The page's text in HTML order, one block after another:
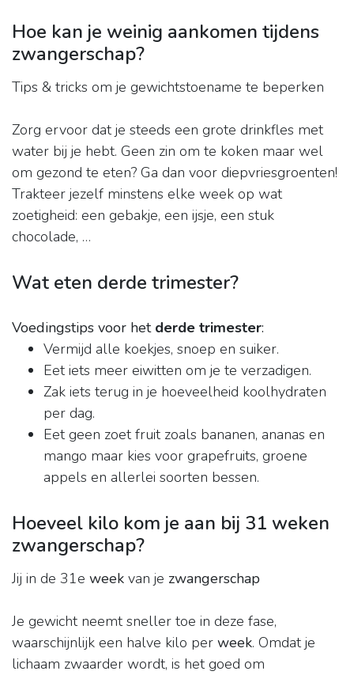
Hoe kan je weinig aankomen tijdens
zwangerschap?
Tips & tricks om je gewichtstoename te beperken
Zorg ervoor dat je steeds een grote drinkfles met
water bij je hebt. Geen zin om te koken maar wel
om gezond te eten? Ga dan voor diepvriesgroenten!
Trakteer jezelf minstens elke week op wat
zoetigheid: een gebakje, een ijsje, een stuk
chocolade, …
Wat eten derde trimester?
Voedingstips voor het derde trimester:
Vermijd alle koekjes, snoep en suiker.
Eet iets meer eiwitten om je te verzadigen.
Zak iets terug in je hoeveelheid koolhydraten
per dag.
Eet geen zoet fruit zoals bananen, ananas en
mango maar kies voor grapefruits, groene
appels en allerlei soorten bessen.
Hoeveel kilo kom je aan bij 31 weken
zwangerschap?
Jij in de 31e week van je zwangerschap
Je gewicht neemt sneller toe in deze fase,
waarschijnlijk een halve kilo per week. Omdat je
lichaam zwaarder wordt, is het goed om